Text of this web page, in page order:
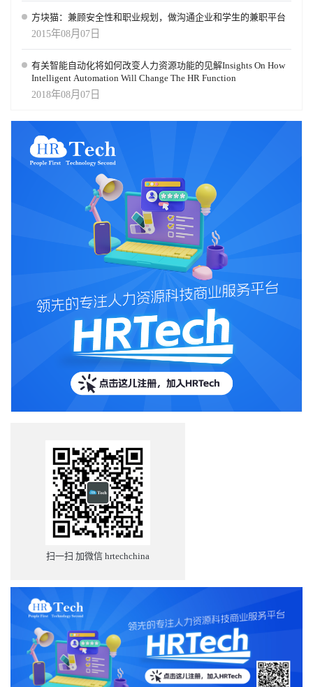
网页版本（Mapofhrtech.com）展示更多更全面的HR科技机构信息。
＊我们相信人力资源科技的格局是持续变化、不断上升的。虽然我
们已经尽全力收集相关企业的LOGO,仍然有新的机构诞生或疏漏，
欢迎关注我们的微信公众号或官网，帮助我们持续更新维护云图。
＊mapofhrtech和云图图形LOGO 为注册商标，商标由HRTech持有.
联系我们： 官网地址：www.mapofhrtech.com 微信客服：小科（微
map@hrtechchina.com
务，也涉及企业合规和风险控制。 结语 随着AI技术、远程工作以及
全球人才流动的持续发展，招聘体系正在发生深刻变化。过去企业
竞争的是谁能更快招聘到人才，而未来企业竞争的，将是谁能够建
立更加可靠的人才信任体系。 对于中国出海企业而言，这意味着HR
职能也需要升级。从传统的招聘执行者，转变为全球人才风险管理
和组织信任体系的建设者。只有在效率与信任之间找到新的平衡，
企业才能在全球化竞争中建立稳定的人才基础。
方块猫：兼顾安全性和职业规划，做沟通企业和学生的兼职平台
2015年08月07日
有关智能自动化将如何改变人力资源功能的见解Insights On How
Intelligent Automation Will Change The HR Function
2018年08月07日
扫一扫 加微信 hrtechchina